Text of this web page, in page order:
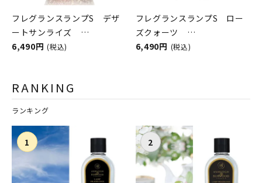
フレグランスランプS デザ
ートサンライズ
ASHLEIGH&BURWOOD（ア
6,490円 (税込)
フレグランスランプS ロー
ズクォーツ
ASHLEIGH&BURWOOD（ア
6,490円 (税込)
RANKING
ランキング